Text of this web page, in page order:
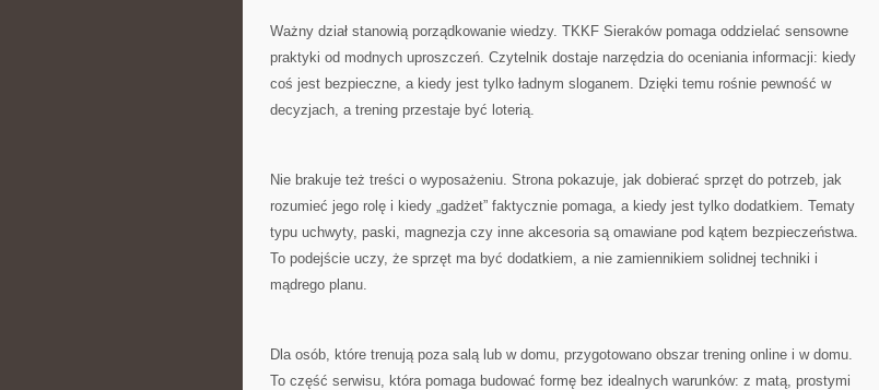
Ważny dział stanowią porządkowanie wiedzy. TKKF Sieraków pomaga oddzielać sensowne
praktyki od modnych uproszczeń. Czytelnik dostaje narzędzia do oceniania informacji: kiedy
coś jest bezpieczne, a kiedy jest tylko ładnym sloganem. Dzięki temu rośnie pewność w
decyzjach, a trening przestaje być loterią.
Nie brakuje też treści o wyposażeniu. Strona pokazuje, jak dobierać sprzęt do potrzeb, jak
rozumieć jego rolę i kiedy „gadżet” faktycznie pomaga, a kiedy jest tylko dodatkiem. Tematy
typu uchwyty, paski, magnezja czy inne akcesoria są omawiane pod kątem bezpieczeństwa.
To podejście uczy, że sprzęt ma być dodatkiem, a nie zamiennikiem solidnej techniki i
mądrego planu.
Dla osób, które trenują poza salą lub w domu, przygotowano obszar trening online i w domu.
To część serwisu, która pomaga budować formę bez idealnych warunków: z matą, prostymi